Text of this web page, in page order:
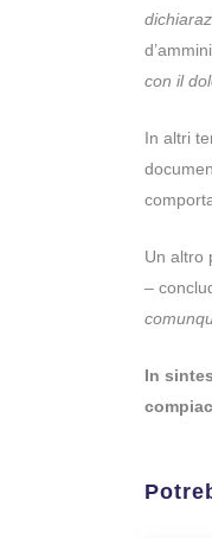
con il
In altri
Un altro
–
In